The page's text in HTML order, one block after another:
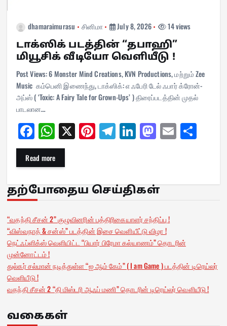
dhamaraimurasu சினிமா July 8, 2026 14 views
டாக்ஸிக் படத்தின் “தபாஹி”
மியூசிக் வீடியோ வெளியீடு !
Post Views: 6 Monster Mind Creations, KVN Productions, மற்றும் Zee
Music கம்பெனி இணைந்து, டாக்ஸிக்: எ ஃபேரி டேல் ஃபார் க்ரோன்-
அப்ஸ் ( ‘Toxic: A Fairy Tale for Grown-Ups’ ) திரைப்படத்தின் முதல்
பாடலான…
Fa
ce
bo
ok
W
ha
ts
A
pp
X Pi
nt
es
t
Te
le
a
m
Li
nk
In
M
as
do
n
E
m
Sh
Read more
தற்போதைய செய்திகள்
“வதந்தி சீசன் 2” குழுவினரின் பத்திரிகையாளர் சந்திப்பு !
“விஸ்வநாத் & சன்ஸ்” படத்தின் இசை வெளியீட்டு விழா !
நெட்ஃப்ளிக்ஸ் வெளியிட்ட “பியார் பிரேமா கல்யாணம்” தொடரின்
முன்னோட்டம் !
துல்கர் சல்மான் நடித்துள்ள “ஐ ஆம் கேம்” ( I am Game ) படத்தின் டிரெய்லர்
வெளியீடு !
வதந்தி சீசன் 2 “தி மிஸ்டரி ஆஃப் மணி” தொடரின் டிரெய்லர் வெளியீடு !
வகைகள்